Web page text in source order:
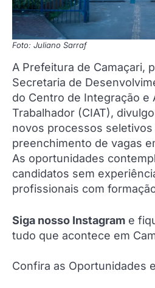
Foto: Juliano Sarraf
A Prefeitura de Camaçari,
Secretaria de
do Centro de Integração e
Trabalhador (CIAT),
novos processos seletivos
preenchimento de vagas
As oportunidades
candidatos sem
profissionais com
Siga nosso Instagram e
tudo que acontece em
Confira as Oportunidades